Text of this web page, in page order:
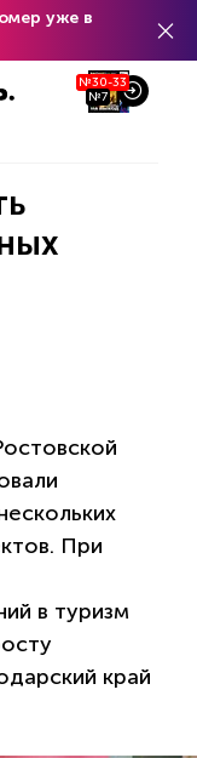
уже в
№30-33
№7
При
в туризм
край